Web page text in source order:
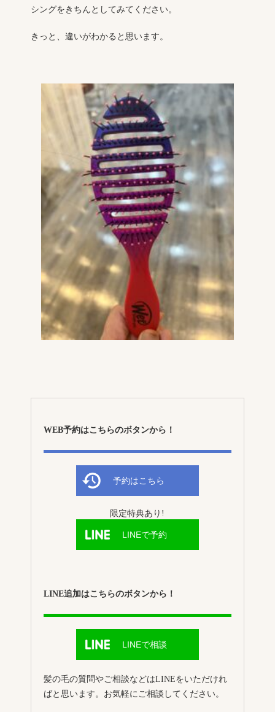
シングをきちんとしてみてください。
きっと、違いがわかると思います。
WEB予約はこちらのボタンから！
予約はこちら
限定特典あり!
LINEで予約
LINE追加はこちらのボタンから！
LINEで相談
髪の毛の質問やご相談などはLINEをいただけれ
ばと思います。お気軽にご相談してください。